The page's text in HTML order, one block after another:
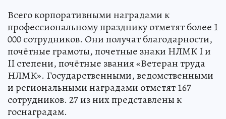
Всего корпоративными наградами к
профессиональному празднику отметят более 1
000 сотрудников. Они получат благодарности,
почётные грамоты, почетные знаки НЛМК I и
II степени, почётные звания «Ветеран труда
НЛМК». Государственными, ведомственными
и региональными наградами отметят 167
сотрудников. 27 из них представлены к
госнаградам.